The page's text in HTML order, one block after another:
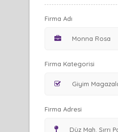
Firma Adı
Firma Kategorisi
Firma Adresi